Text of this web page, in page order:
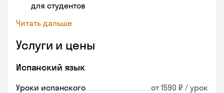
для студентов
Читать дальше
Услуги и цены
Испанский язык
Уроки испанского от 1590 ₽ / урок